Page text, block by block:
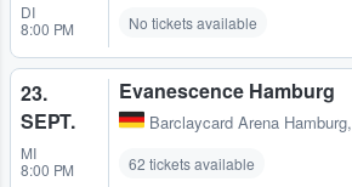
DI
8:00 PM
No tickets available
23.
SEPT.
MI
8:00 PM
Evanescence Hamburg
Barclaycard Arena Hamburg,
62 tickets available